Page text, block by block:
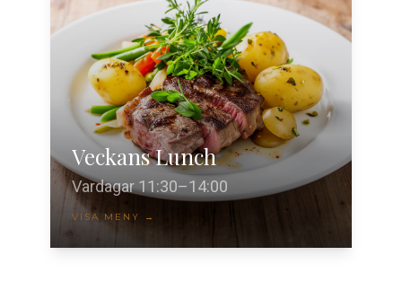
Veckans Lunch
Vardagar 11:30–14:00
VISA MENY →